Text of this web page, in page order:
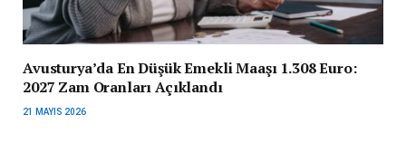
Avusturya’da En Düşük Emekli Maaşı 1.308 Euro:
2027 Zam Oranları Açıklandı
21 MAYIS 2026